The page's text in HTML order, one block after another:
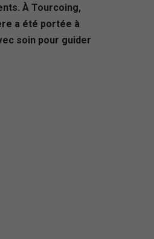
À Tourcoing,
a été portée à
soin pour guider